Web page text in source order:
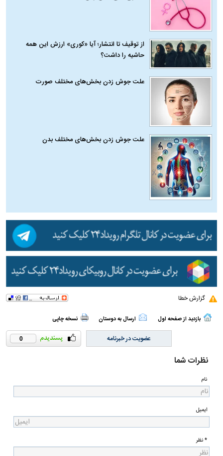
از توقیف تا انتشار؛ آیا «کوری» ارزش این همه
حاشیه را داشت؟
علت جوش زدن بخش‌های مختلف صورت
علت جوش زدن بخش‌های مختلف بدن
گزارش خطا
بازدید از صفحه اول ارسال به دوستان نسخه چاپی
0 عضویت در خبرنامه
نظرات شما
نام
ایمیل
* نظر